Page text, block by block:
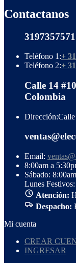
Contactanos
3197357571
Teléfono 1:+
Teléfono 2:+
Calle 14
Colombia
Dirección:
Email:
8:00am a
Sábado:
Lunes
Atención:
Despacho:
Mi cuenta
CREAR
INGRESAR